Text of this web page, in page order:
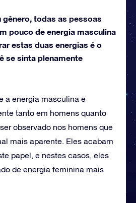
gênero, todas as pessoas
pouco de energia masculina
estas duas energias é o
se sinta plenamente
a energia masculina e
tanto em homens quanto
observado nos homens que
mais aparente. Eles acabam
papel, e nestes casos, eles
de energia feminina mais